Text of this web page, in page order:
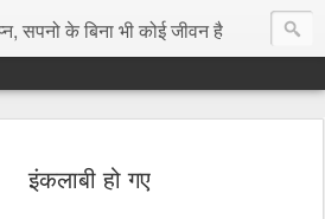
सपनो के बिना भी कोई जीवन है
इंकलाबी हो गए